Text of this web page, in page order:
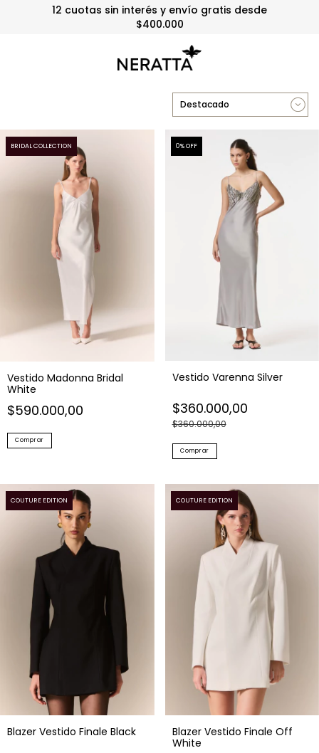
12 cuotas sin interés y envío gratis desde
$400.000
BRIDAL COLLECTION
Vestido Madonna Bridal
White
$590.000,00
Comprar
0% OFF
Vestido Varenna Silver
$360.000,00
$360.000,00
Comprar
COUTURE EDITION
Blazer Vestido Finale Black
COUTURE EDITION
Blazer Vestido Finale Off
White